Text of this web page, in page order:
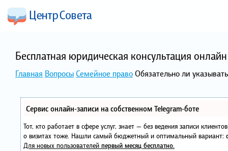
Бесплатная юридическая консультация
Главная ВопросыСемейное правоОбязательно ли
Сервис онлайн-записи на собственном Telegram-боте
Тот, кто работает в сфере услуг, знает — без ведения записи
о визитах тоже. Нашли самый бюджетный и оптимальный вариант:
Для новых пользователей первый месяц бесплатно.